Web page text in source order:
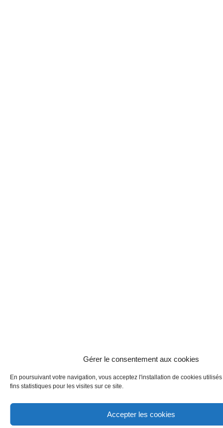
Gérer le consentement aux cookies
En poursuivant votre navigation, vous acceptez l'installation de cookies
fins statistiques pour les visites sur ce site.
Accepter les cookies